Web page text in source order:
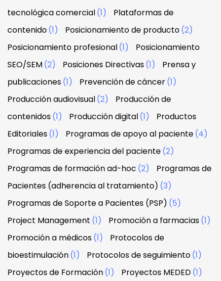
tecnológica comercial(1)
Plataformas de
contenido(1) Posicionamiento de producto(2)
Posicionamiento profesional(1)
Posicionamiento
SEO/SEM(2) Posiciones Directivas(1)
Prensa y
publicaciones(1) Prevención de cáncer(1)
Producción audiovisual(2)
Producción de
contenidos(1) Producción digital(1)
Productos
Editoriales(1) Programas de apoyo al paciente(4)
Programas de experiencia del paciente(2)
Programas de formación ad-hoc (2)
Programas de
Pacientes (adherencia al tratamiento) (3)
Programas de Soporte a Pacientes (PSP) (5)
Project Management (1) Promoción a farmacias(1)
Promoción a médicos(1)
Protocolos de
bioestimulación(1) Protocolos de seguimiento(1)
Proyectos de Formación(1) Proyectos MEDED(1)